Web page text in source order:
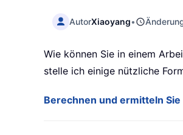
AutorXiaoyang•
Wie können Sie in einem
stelle ich einige nützliche
Berechnen und ermitteln